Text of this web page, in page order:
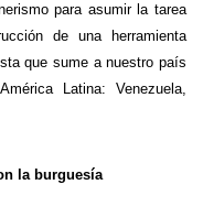
para asumir la tarea
de una herramienta
que sume a nuestro país
Latina: Venezuela,
la burguesía